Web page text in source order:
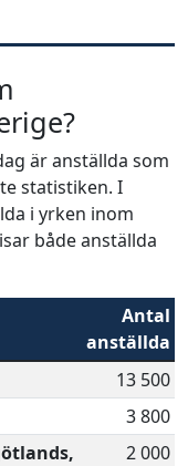
är anställda som
statistiken. I
i yrken inom
både anställda
Antal
anställda
13 500
3 800
2 000